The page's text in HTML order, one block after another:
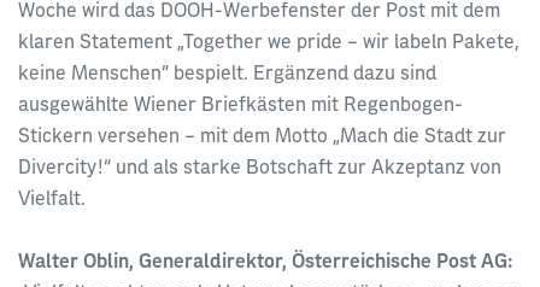
Woche wird das DOOH-Werbefenster der Post mit dem
klaren Statement „Together we pride – wir labeln Pakete,
keine Menschen” bespielt. Ergänzend dazu sind
ausgewählte Wiener Briefkästen mit Regenbogen-
Stickern versehen – mit dem Motto „Mach die Stadt zur
Divercity!“ und als starke Botschaft zur Akzeptanz von
Vielfalt.
Walter Oblin, Generaldirektor, Österreichische Post AG: